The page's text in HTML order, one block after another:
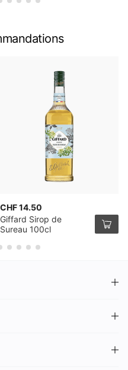
CHF 14.50
Giffard Sirop de
Sureau 100cl